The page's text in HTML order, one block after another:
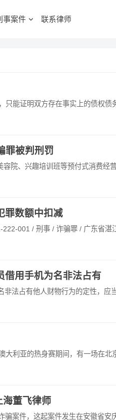
事案件 联系律师
只能证明双方存在事实上的债权债
罪被判刑罚
院、兴趣培训班等预付式消费经
罪数额中扣减
001 / 刑事 / 诈骗罪 / 广东省湛
借用手机为名非法占有
非法占有他人财物行为的定性，应
大利亚的热身赛期间，有一场在北
董飞律师
骗案件，这起案件发生在安徽省安